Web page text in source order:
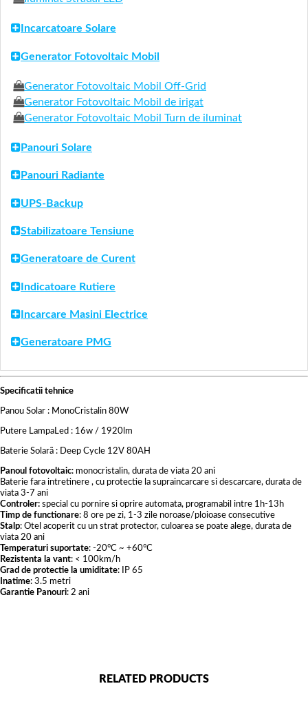
Incarcatoare Solare
Generator Fotovoltaic Mobil
Generator Fotovoltaic Mobil Off-Grid
Generator Fotovoltaic Mobil de irigat
Generator Fotovoltaic Mobil Turn de iluminat
Panouri Solare
Panouri Radiante
UPS-Backup
Stabilizatoare Tensiune
Generatoare de Curent
Indicatoare Rutiere
Incarcare Masini Electrice
Generatoare PMG
Specificatii tehnice
Panou Solar : MonoCristalin 80W
Putere LampaLed : 16w / 1920lm
Baterie Solarã : Deep Cycle 12V 80AH
Panoul fotovoltaic: monocristalin, durata de viata 20 ani
Baterie fara intretinere , cu protectie la supraincarcare si descarcare, durata de
viata 3-7 ani
Controler: special cu pornire si oprire automata, programabil intre 1h-13h
Timp de functionare: 8 ore pe zi, 1-3 zile noroase/ploioase consecutive
Stalp: Otel acoperit cu un strat protector, culoarea se poate alege, durata de
viata 20 ani
Temperaturi suportate: -20°C ~ +60°C
Rezistenta la vant: < 100km/h
Grad de protectie la umiditate: IP 65
Inatime: 3.5 metri
Garantie Panouri: 2 ani
RELATED PRODUCTS